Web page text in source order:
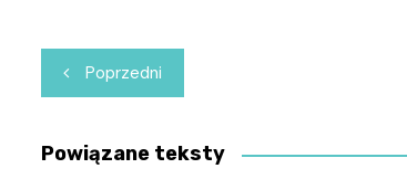
Nawigacja
wpisu
Poprzedni
Powiązane teksty